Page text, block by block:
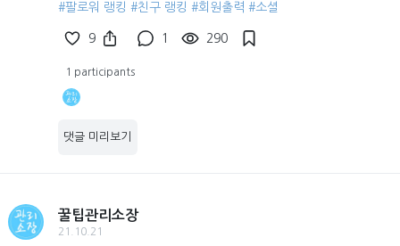
#팔로워 랭킹 #친구 랭킹 #회원출력 #소셜
9 1 290
1 participants
댓글 미리보기
꿀팁관리소장
21.10.21